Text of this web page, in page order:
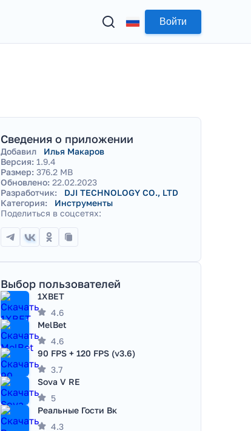
Войти
Сведения о приложении
Добавил
Илья Макаров
Версия: 1.9.4
Размер: 376.2 MB
Обновлено: 22.02.2023
Разработчик:
DJI TECHNOLOGY CO., LTD
Категория:
Инструменты
Поделиться в соцсетях:
Выбор пользователей
1XBET
4.6
MelBet
4.6
90 FPS + 120 FPS (v3.6)
3.7
Sova V RE
5
Реальные Гости Вк
4.3